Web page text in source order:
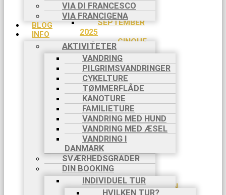
VIA DI FRANCESCO
VIA FRANCIGENA
BLOG
INFO
AKTIVITETER
VANDRING
PILGRIMSVANDRINGER
CYKELTURE
TØMMERFLÅDE
KANOTURE
FAMILIETURE
VANDRING MED HUND
VANDRING MED ÆSEL
VANDRING I
DANMARK
SVÆRHEDSGRADER
DIN BOOKING
INDIVIDUEL TUR
HVILKEN TUR?
29/8-
31/8
SEPTEMBER
2025
CINQUE
TERRE, 8
DAGE, 5/9-
12/9
CAMINO
FRANCES,
8 DAGE,
6/9-13/9
CAMINO
FRANCES,
8 DAGE,
20/9-
27/9
OKTOBER
2025
AMALFIKYSTEN,